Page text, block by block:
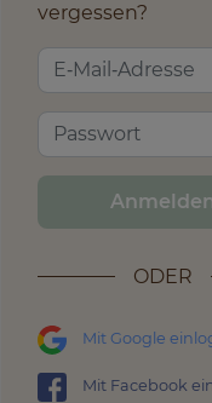
vergessen?
ODER
Mit Google
Mit Facebook